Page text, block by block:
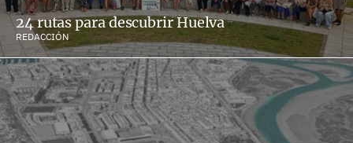
24 rutas para descubrir Huelva
REDACCIÓN